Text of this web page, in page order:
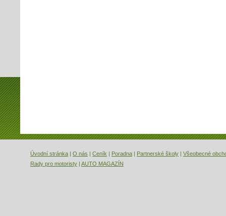
Úvodní stránka | O nás | Ceník | Poradna | Partnerské školy | Všeobecné
Rady pro motoristy | AUTO MAGAZÍN